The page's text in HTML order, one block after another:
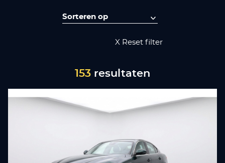
X Reset filter
153 resultaten